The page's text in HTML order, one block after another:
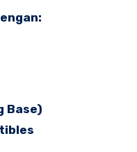
Base)